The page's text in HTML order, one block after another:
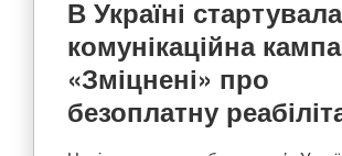
В Україні стартувала
комунікаційна
«Зміцнені» про
безоплатну